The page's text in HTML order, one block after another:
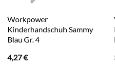
Workpower
Kinderhandschuh Sammy
Blau Gr. 4
4,27€